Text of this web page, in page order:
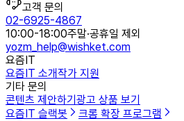
고객 문의
02-6925-4867
10:00-18:00주말·공휴일 제외
yozm_help@wishket.com
요즘IT
요즘IT 소개작가 지원
기타 문의
콘텐츠 제안하기 광고 상품 보기
요즘IT 슬랙봇
크롬 확장 프로그램